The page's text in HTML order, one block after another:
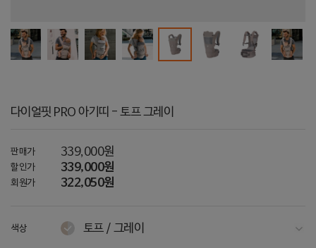
다이얼핏 PRO 아기띠 - 토프 그레이
판매가 339,000원
할인가 339,000원
회원가 322,050원
색상
토프 / 그레이